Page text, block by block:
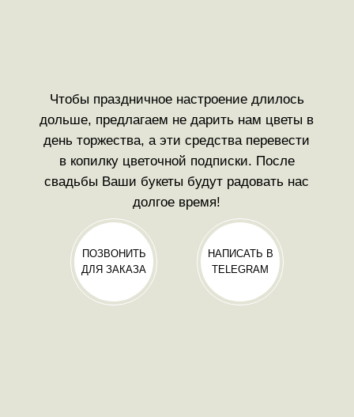
Чтобы праздничное настроение длилось
дольше, предлагаем не дарить нам цветы в
день торжества, а эти средства перевести
в копилку цветочной подписки. После
свадьбы Ваши букеты будут радовать нас
долгое время!
ПОЗВОНИТЬ
ДЛЯ ЗАКАЗА
НАПИСАТЬ В
TELEGRAM